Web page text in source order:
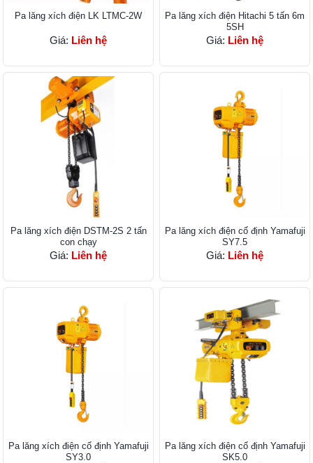
Pa lăng xích điện LK LTMC-2W
Giá: Liên hệ
Pa lăng xích điện Hitachi 5 tấn 6m
5SH
Giá: Liên hệ
Pa lăng xích điện DSTM-2S 2 tấn
con chạy
Giá: Liên hệ
Pa lăng xích điện cố định Yamafuji
SY7.5
Giá: Liên hệ
Pa lăng xích điện cố định Yamafuji
SY3.0
Pa lăng xích điện cố định Yamafuji
SK5.0